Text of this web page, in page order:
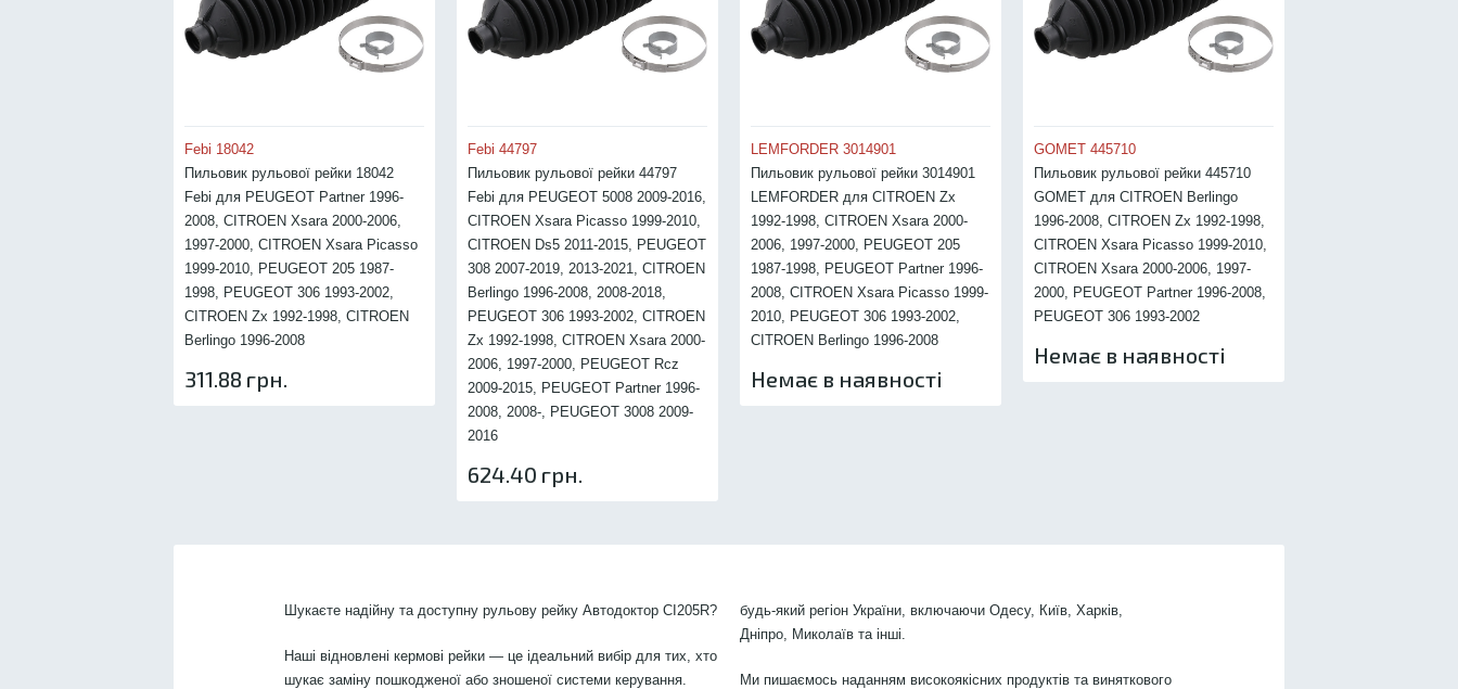
Febi 18042
Пильовик рульової рейки 18042
Febi для PEUGEOT Partner 1996-
2008, CITROEN Xsara 2000-2006,
1997-2000, CITROEN Xsara Picasso
1999-2010, PEUGEOT 205 1987-
1998, PEUGEOT 306 1993-2002,
CITROEN Zx 1992-1998, CITROEN
Berlingo 1996-2008
311.88 грн.
Febi 44797
Пильовик рульової рейки 44797
Febi для PEUGEOT 5008 2009-2016,
CITROEN Xsara Picasso 1999-2010,
CITROEN Ds5 2011-2015, PEUGEOT
308 2007-2019, 2013-2021, CITROEN
Berlingo 1996-2008, 2008-2018,
PEUGEOT 306 1993-2002, CITROEN
Zx 1992-1998, CITROEN Xsara 2000-
2006, 1997-2000, PEUGEOT Rcz
2009-2015, PEUGEOT Partner 1996-
2008, 2008-, PEUGEOT 3008 2009-
2016
624.40 грн.
LEMFORDER 3014901
Пильовик рульової рейки 3014901
LEMFORDER для CITROEN Zx
1992-1998, CITROEN Xsara 2000-
2006, 1997-2000, PEUGEOT 205
1987-1998, PEUGEOT Partner 1996-
2008, CITROEN Xsara Picasso 1999-
2010, PEUGEOT 306 1993-2002,
CITROEN Berlingo 1996-2008
Немає в наявності
GOMET 445710
Пильовик рульової рейки 445710
GOMET для CITROEN Berlingo
1996-2008, CITROEN Zx 1992-1998,
CITROEN Xsara Picasso 1999-2010,
CITROEN Xsara 2000-2006, 1997-
2000, PEUGEOT Partner 1996-2008,
PEUGEOT 306 1993-2002
Немає в наявності
Шукаєте надійну та доступну рульову рейку Автодоктор CI205R?
Наші відновлені кермові рейки — це ідеальний вибір для тих, хто
шукає заміну пошкодженої або зношеної системи керування.
будь-який регіон України, включаючи Одесу, Київ, Харків,
Дніпро, Миколаїв та інші.
Ми пишаємось наданням високоякісних продуктів та виняткового